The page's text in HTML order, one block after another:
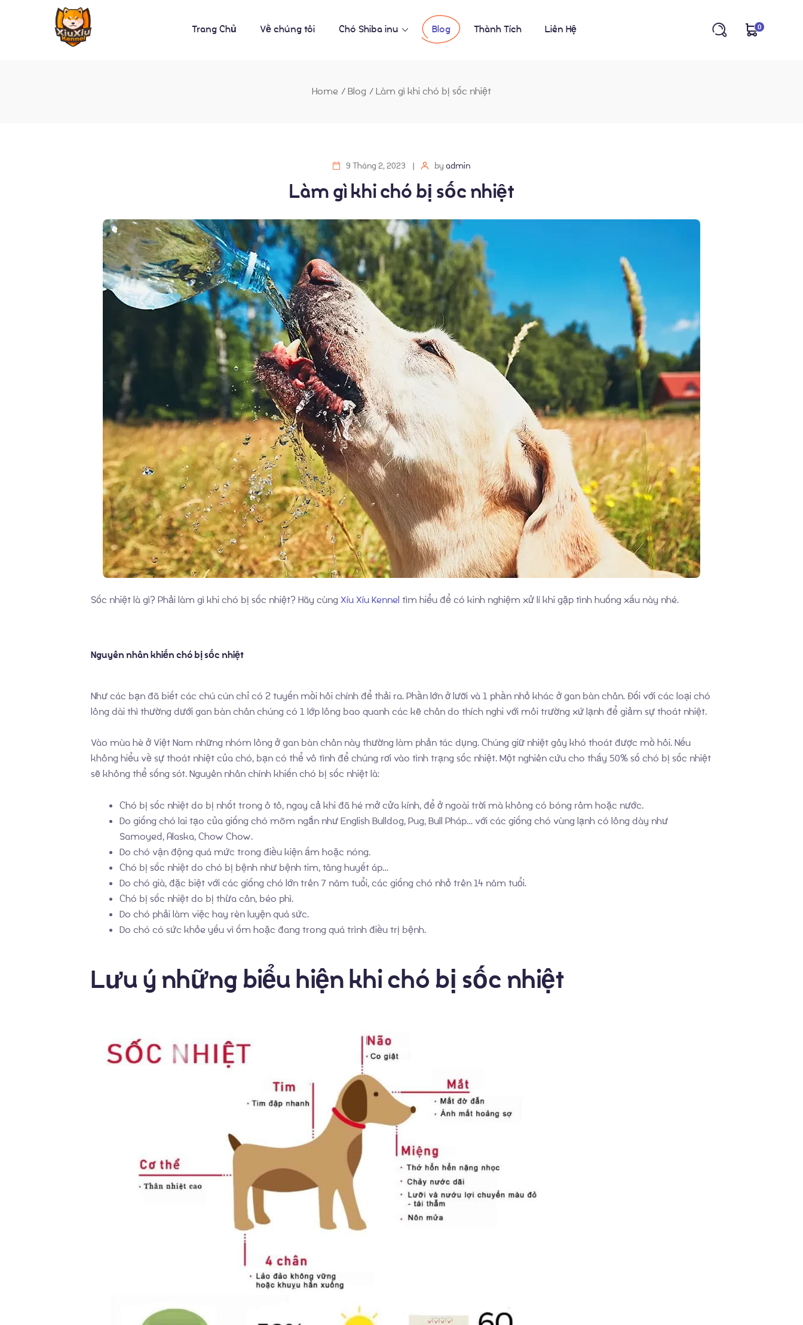
Trang Chủ Về chúng tôi Chó Shiba inu Blog Thành Tích Liên Hệ 0
Home / Blog / Làm gì khi chó bị sốc nhiệt
9 Tháng 2, 2023 by admin
Làm gì khi chó bị sốc nhiệt
Sốc nhiệt là gì? Phải làm gì khi chó bị sốc nhiệt? Hãy cùng Xíu Xíu Kennel tìm hiểu để có kinh nghiệm xử lí khi gặp tình huống xấu này nhé.
Nguyên nhân khiến chó bị sốc nhiệt
Như các bạn đã biết các chú cún chỉ có 2 tuyến mồi hôi chính để thải ra. Phần lớn ở lưỡi và 1 phần nhỏ khác ở gan bàn chân. Đối với các loại chó
lông dài thì thường dưới gan bàn chân chúng có 1 lớp lông bao quanh các kẽ chân do thích nghi với môi trường xứ lạnh để giảm sự thoát nhiệt.
Vào mùa hè ở Việt Nam những nhóm lông ở gan bàn chân này thường làm phản tác dụng. Chúng giữ nhiệt gây khó thoát được mồ hôi. Nếu
không hiểu về sự thoát nhiệt của chó, bạn có thể vô tình để chúng rơi vào tình trạng sốc nhiệt. Một nghiên cứu cho thấy 50% số chó bị sốc nhiệt
sẽ không thể sống sót. Nguyên nhân chính khiến chó bị sốc nhiệt là:
Chó bị sốc nhiệt do bị nhốt trong ô tô, ngay cả khi đã hé mở cửa kính, để ở ngoài trời mà không có bóng râm hoặc nước.
Do giống chó lai tạo của giống chó mõm ngắn như English Bulldog, Pug, Bull Pháp… với các giống chó vùng lạnh có lông dày như
Samoyed, Alaska, Chow Chow.
Do chó vận động quá mức trong điều kiện ấm hoặc nóng.
Chó bị sốc nhiệt do chó bị bệnh như bệnh tim, tăng huyết áp…
Do chó già, đặc biệt với các giống chó lớn trên 7 năm tuổi, các giống chó nhỏ trên 14 năm tuổi.
Chó bị sốc nhiệt do bị thừa cân, béo phì.
Do chó phải làm việc hay rèn luyện quá sức.
Do chó có sức khỏe yếu vì ốm hoặc đang trong quá trình điều trị bệnh.
Lưu ý những biểu hiện khi chó bị sốc nhiệt